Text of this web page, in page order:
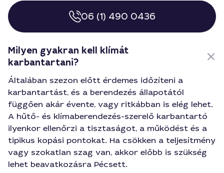
06 (1) 490 0436
Milyen gyakran kell klímát
karbantartani?
Általában szezon előtt érdemes időzíteni a
karbantartást, és a berendezés állapotától
függően akár évente, vagy ritkábban is elég lehet.
A hűtő- és klímaberendezés-szerelő karbantartó
ilyenkor ellenőrzi a tisztaságot, a működést és a
tipikus kopási pontokat. Ha csökken a teljesítmény
vagy szokatlan szag van, akkor előbb is szükség
lehet beavatkozásra Pécsett.